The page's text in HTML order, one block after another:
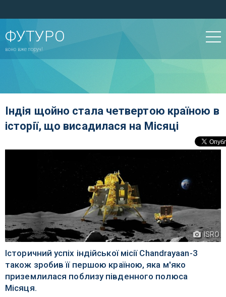
ФУТУРО
воно вже поруч!
Індія щойно стала четвертою країною в
історії, що висадилася на Місяці
ISRO
Історичний успіх індійської місії Chandrayaan-3
також зробив її першою країною, яка м'яко
приземлилася поблизу південного полюса
Місяця.